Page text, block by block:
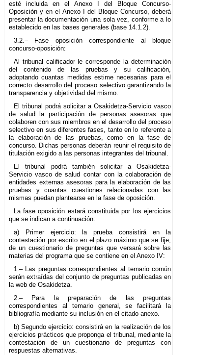
esté incluida en el Anexo I del Bloque Concurso-
Oposición y en el Anexo I del Bloque Concurso, deberá
presentar la documentación una sola vez, conforme a lo
establecido en las bases generales (base 14.1.2).
3.2.– Fase oposición correspondiente al bloque
concurso-oposición:
Al tribunal calificador le corresponde la determinación
del contenido de las pruebas y su calificación,
adoptando cuantas medidas estime necesarias para el
correcto desarrollo del proceso selectivo garantizando la
transparencia y objetividad del mismo.
El tribunal podrá solicitar a Osakidetza-Servicio vasco
de salud la participación de personas asesoras que
colaboren con sus miembros en el desarrollo del proceso
selectivo en sus diferentes fases, tanto en lo referente a
la elaboración de las pruebas, como en la fase de
concurso. Dichas personas deberán reunir el requisito de
titulación exigido a las personas integrantes del tribunal.
El tribunal podrá también solicitar a Osakidetza-
Servicio vasco de salud contar con la colaboración de
entidades externas asesoras para la elaboración de las
pruebas y cuantas cuestiones relacionadas con las
mismas puedan plantearse en la fase de oposición.
La fase oposición estará constituida por los ejercicios
que se indican a continuación:
a) Primer ejercicio: la prueba consistirá en la
contestación por escrito en el plazo máximo que se fije,
de un cuestionario de preguntas que versará sobre las
materias del programa que se contiene en el Anexo IV:
1.– Las preguntas correspondientes al temario común
serán extraídas del conjunto de preguntas publicadas en
la web de Osakidetza.
2.– Para la preparación de las preguntas
correspondientes al temario general, se facilitará la
bibliografía mediante su inclusión en el citado anexo.
b) Segundo ejercicio: consistirá en la realización de los
ejercicios prácticos que proponga el tribunal, mediante la
contestación de un cuestionario de preguntas con
respuestas alternativas.